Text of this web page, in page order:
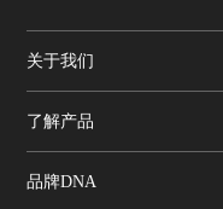
关于我们
了解产品
品牌DNA